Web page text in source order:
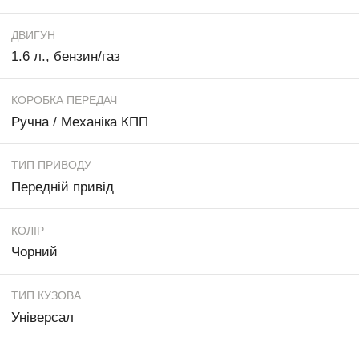
ДВИГУН
1.6 л., бензин/газ
КОРОБКА ПЕРЕДАЧ
Ручна / Механіка КПП
ТИП ПРИВОДУ
Передній привід
КОЛІР
Чорний
ТИП КУЗОВА
Універсал